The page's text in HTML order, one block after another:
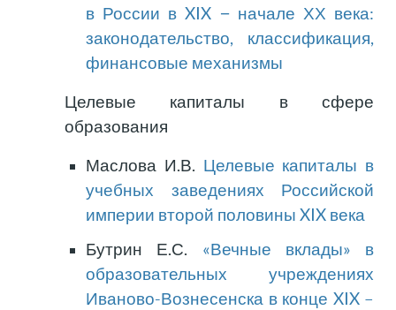
в России в XIX − начале ХХ века:
законодательство, классификация,
финансовые механизмы
Целевые капиталы в сфере
образования
Маслова И.В. Целевые капиталы в
учебных заведениях Российской
империи второй половины XIX века
Бутрин Е.С. «Вечные вклады» в
образовательных учреждениях
Иваново-Вознесенска в конце XIX –